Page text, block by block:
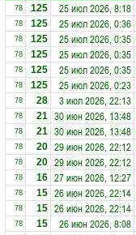
78 125 25 июл 2026, 8:18
78 125 25 июл 2026, 0:36
78 125 25 июл 2026, 0:35
78 125 25 июл 2026, 0:35
78 125 25 июл 2026, 0:35
78 125 25 июл 2026, 0:23
78 28 3 июл 2026, 22:13
78 21 30 июн 2026, 13:48
78 21 30 июн 2026, 13:48
78 20 29 июн 2026, 22:12
78 20 29 июн 2026, 22:12
78 16 27 июн 2026, 12:27
78 15 26 июн 2026, 22:14
78 15 26 июн 2026, 22:14
78 15 26 июн 2026, 8:08